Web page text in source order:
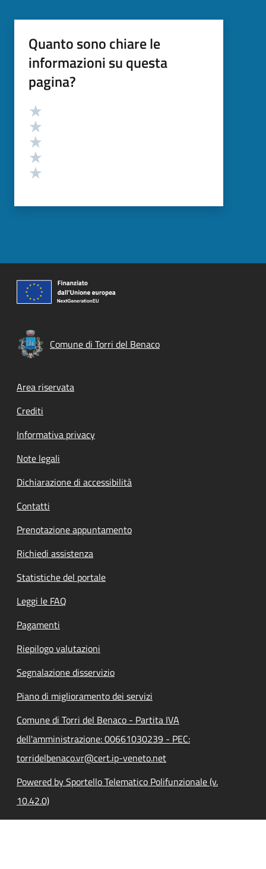
Quanto sono chiare le
informazioni su questa
pagina?
Valutazione
Comune di Torri del Benaco
Footer menu
Area riservata
Crediti
Informativa privacy
Note legali
Dichiarazione di accessibilità
Contatti
Prenotazione appuntamento
Richiedi assistenza
Statistiche del portale
Leggi le FAQ
Pagamenti
Riepilogo valutazioni
Segnalazione disservizio
Piano di miglioramento dei servizi
Comune di Torri del Benaco - Partita IVA
dell'amministrazione: 00661030239 - PEC:
torridelbenaco.vr@cert.ip-veneto.net
Powered by Sportello Telematico Polifunzionale (v.
10.42.0)